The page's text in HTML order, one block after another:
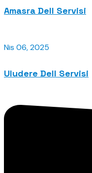
Amasra Dell Servisi
Nis 06, 2025
Uludere Dell Servisi